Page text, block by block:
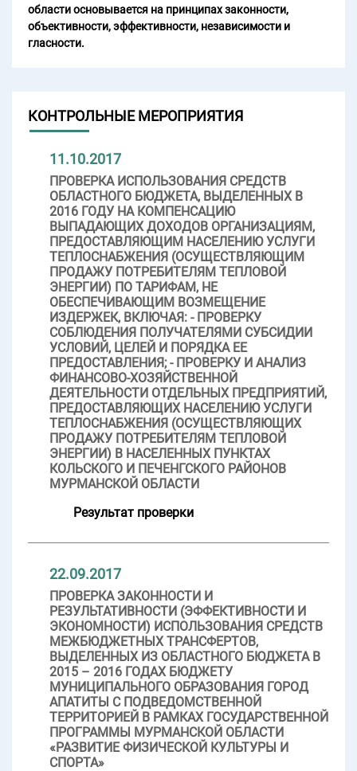
области основывается на принципах законности,
объективности, эффективности, независимости и
гласности.
КОНТРОЛЬНЫЕ МЕРОПРИЯТИЯ
11.10.2017
ПРОВЕРКА ИСПОЛЬЗОВАНИЯ СРЕДСТВ
ОБЛАСТНОГО БЮДЖЕТА, ВЫДЕЛЕННЫХ В
2016 ГОДУ НА КОМПЕНСАЦИЮ
ВЫПАДАЮЩИХ ДОХОДОВ ОРГАНИЗАЦИЯМ,
ПРЕДОСТАВЛЯЮЩИМ НАСЕЛЕНИЮ УСЛУГИ
ТЕПЛОСНАБЖЕНИЯ (ОСУЩЕСТВЛЯЮЩИМ
ПРОДАЖУ ПОТРЕБИТЕЛЯМ ТЕПЛОВОЙ
ЭНЕРГИИ) ПО ТАРИФАМ, НЕ
ОБЕСПЕЧИВАЮЩИМ ВОЗМЕЩЕНИЕ
ИЗДЕРЖЕК, ВКЛЮЧАЯ: - ПРОВЕРКУ
СОБЛЮДЕНИЯ ПОЛУЧАТЕЛЯМИ СУБСИДИИ
УСЛОВИЙ, ЦЕЛЕЙ И ПОРЯДКА ЕЕ
ПРЕДОСТАВЛЕНИЯ; - ПРОВЕРКУ И АНАЛИЗ
ФИНАНСОВО-ХОЗЯЙСТВЕННОЙ
ДЕЯТЕЛЬНОСТИ ОТДЕЛЬНЫХ ПРЕДПРИЯТИЙ,
ПРЕДОСТАВЛЯЮЩИХ НАСЕЛЕНИЮ УСЛУГИ
ТЕПЛОСНАБЖЕНИЯ (ОСУЩЕСТВЛЯЮЩИХ
ПРОДАЖУ ПОТРЕБИТЕЛЯМ ТЕПЛОВОЙ
ЭНЕРГИИ) В НАСЕЛЕННЫХ ПУНКТАХ
КОЛЬСКОГО И ПЕЧЕНГСКОГО РАЙОНОВ
МУРМАНСКОЙ ОБЛАСТИ
Результат проверки
22.09.2017
ПРОВЕРКА ЗАКОННОСТИ И
РЕЗУЛЬТАТИВНОСТИ (ЭФФЕКТИВНОСТИ И
ЭКОНОМНОСТИ) ИСПОЛЬЗОВАНИЯ СРЕДСТВ
МЕЖБЮДЖЕТНЫХ ТРАНСФЕРТОВ,
ВЫДЕЛЕННЫХ ИЗ ОБЛАСТНОГО БЮДЖЕТА В
2015 – 2016 ГОДАХ БЮДЖЕТУ
МУНИЦИПАЛЬНОГО ОБРАЗОВАНИЯ ГОРОД
АПАТИТЫ С ПОДВЕДОМСТВЕННОЙ
ТЕРРИТОРИЕЙ В РАМКАХ ГОСУДАРСТВЕННОЙ
ПРОГРАММЫ МУРМАНСКОЙ ОБЛАСТИ
«РАЗВИТИЕ ФИЗИЧЕСКОЙ КУЛЬТУРЫ И
СПОРТА»